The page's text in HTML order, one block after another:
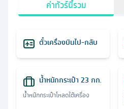
ค่าทัวร์นี้รวม
ตั๋วเครื่องบินไป-กลับ
น้ำหนักกระเป๋า 23 กก.
น้ำหนักกระเป๋าโหลดใต้เครื่อง